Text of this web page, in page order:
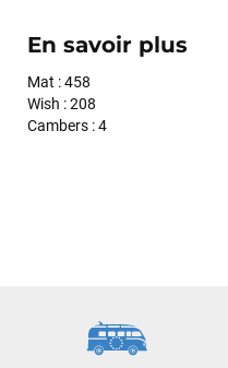
En savoir plus
Mat : 458
Wish : 208
Cambers : 4
le lendemain, et j’ai bien
propre et soigné. Plus qu’à